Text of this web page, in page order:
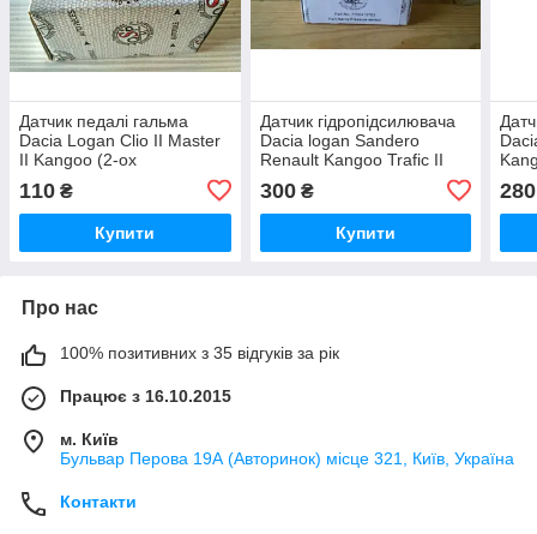
Датчик педалі гальма
Dacia Logan Clio II Master
II Kangoo (2-ох
110 ₴
Купити
Датчик гідропідсилювача
Dacia logan Sandero
Renault Kangoo Trafic II
300₴
Купити
280
Про нас
100% позитивних з 35 відгуків за рік
Працює з 16.10.2015
м. Київ
Бульвар Перова 19А (Авторинок) місце 321, Київ, Україна
Контакти